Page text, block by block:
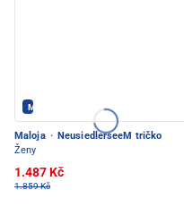
Maloja - PEC POD SNĚŽKOU
Maloja · NeusiedlerseeM tričko
Ženy
1.487 Kč
1.859 Kč